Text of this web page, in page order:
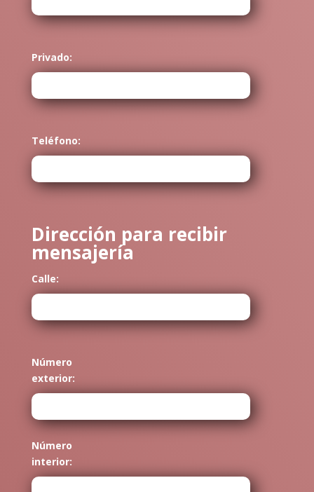
Privado:
Teléfono:
Dirección para recibir
mensajería
Calle:
Número
exterior:
Número
interior: